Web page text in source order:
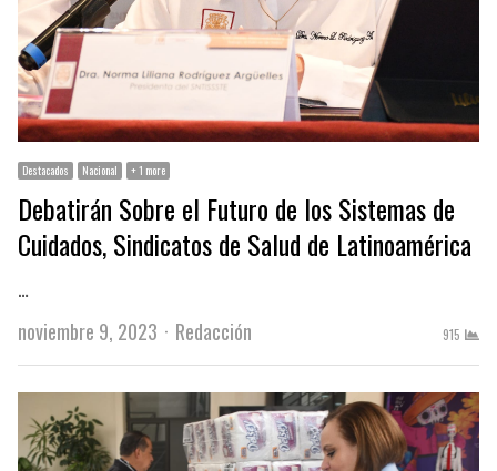
Destacados Nacional + 1 more
Debatirán Sobre el Futuro de los Sistemas de
Cuidados, Sindicatos de Salud de Latinoamérica
…
noviembre 9, 2023
Author
Redacción 915